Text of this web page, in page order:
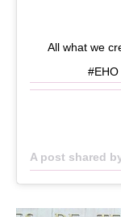
All what we
A post shared